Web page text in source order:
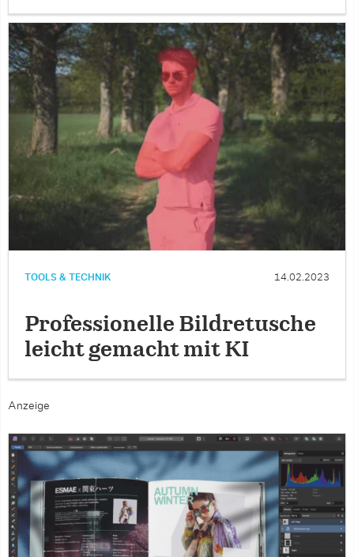
TOOLS & TECHNIK 14.02.2023
Professionelle Bildretusche
leicht gemacht mit KI
Anzeige